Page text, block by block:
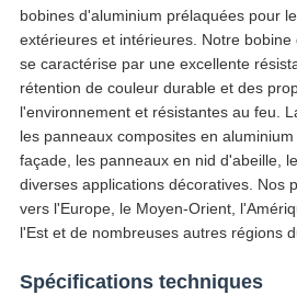
bobines d'aluminium prélaquées pour
extérieures et intérieures. Notre
se caractérise par une excellente
rétention de couleur durable et des
l'environnement et résistantes au feu.
les panneaux composites en
façade, les panneaux en nid d'abeille,
diverses applications décoratives. Nos
vers l'Europe, le Moyen-Orient,
l'Est et de nombreuses autres régions
Spécifications techniques